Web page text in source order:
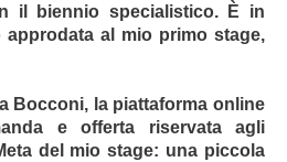
il biennio specialistico.
È in
al mio primo stage,
Bocconi, la piattaforma online
e offerta riservata agli
del mio stage: una piccola